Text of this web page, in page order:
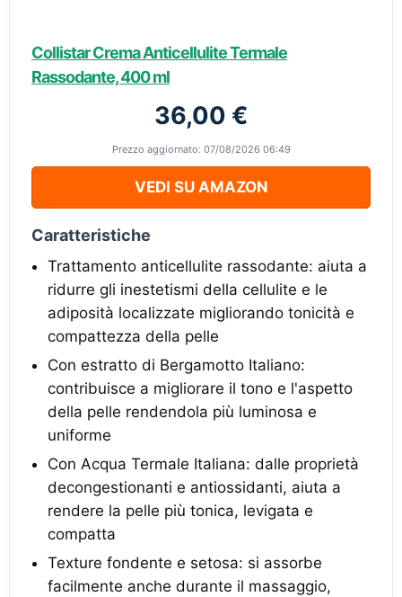
Collistar Crema Anticellulite Termale
Rassodante, 400 ml
36,00 €
Prezzo aggiornato: 07/08/2026 06:49
VEDI SU AMAZON
Caratteristiche
Trattamento anticellulite rassodante: aiuta a
ridurre gli inestetismi della cellulite e le
adiposità localizzate migliorando tonicità e
compattezza della pelle
Con estratto di Bergamotto Italiano:
contribuisce a migliorare il tono e l'aspetto
della pelle rendendola più luminosa e
uniforme
Con Acqua Termale Italiana: dalle proprietà
decongestionanti e antiossidanti, aiuta a
rendere la pelle più tonica, levigata e
compatta
Texture fondente e setosa: si assorbe
facilmente anche durante il massaggio,